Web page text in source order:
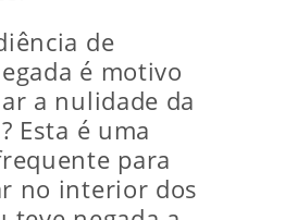
de
é motivo
a nulidade da
Esta é uma
para
no interior dos